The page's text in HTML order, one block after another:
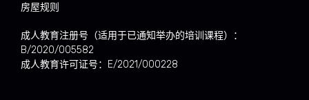
房屋规则
成人教育注册号（适用于已通知举办的培训课程）：
B/2020/005582
成人教育许可证号：E/2021/000228